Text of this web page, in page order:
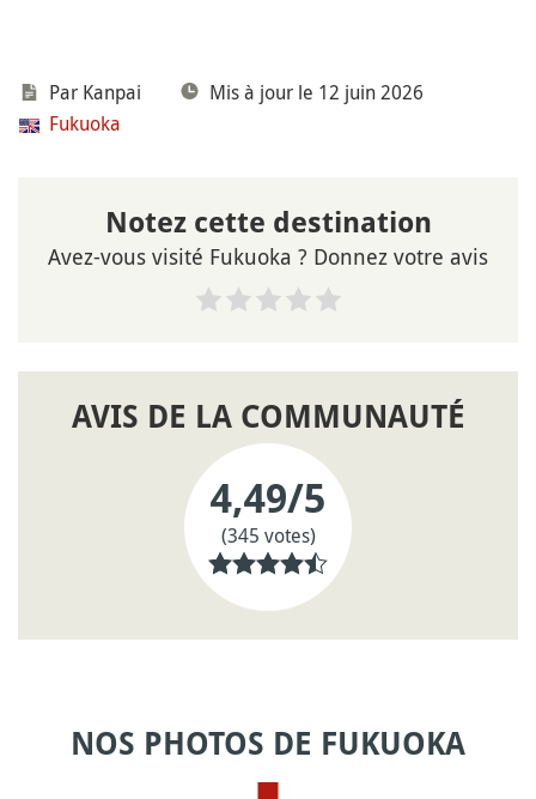
Par Kanpai
Mis à jour le 12 juin 2026
Fukuoka
Notez cette destination
Avez-vous visité Fukuoka ? Donnez votre avis
AVIS DE LA COMMUNAUTÉ
4,49/5
(345 votes)
NOS PHOTOS DE FUKUOKA